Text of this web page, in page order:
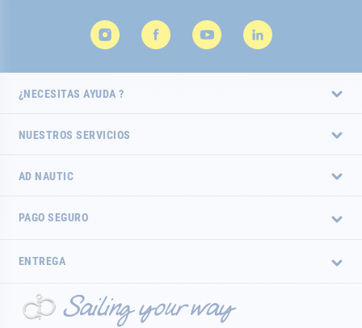
¿NECESITAS AYUDA ?
NUESTROS SERVICIOS
AD NAUTIC
PAGO SEGURO
ENTREGA